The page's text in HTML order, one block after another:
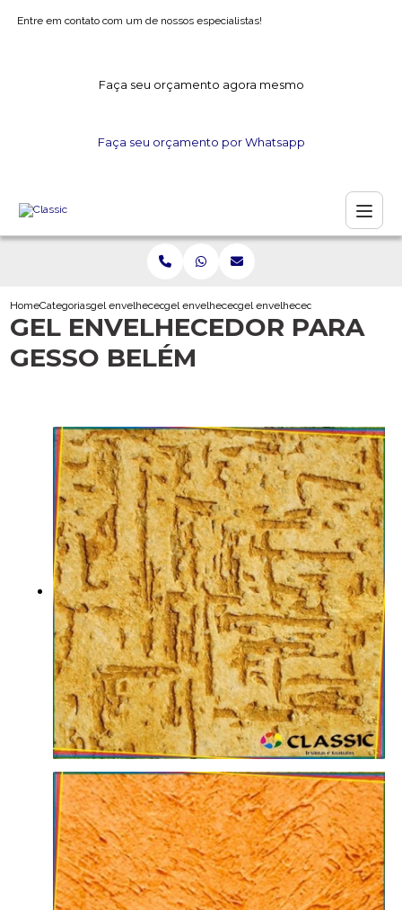
Entre em contato com um de nossos especialistas!
Faça seu orçamento agora mesmo
Faça seu orçamento por Whatsapp
HomeCategoriasgel envelhecedorgel envelhecedor para madeira
gel envelhecedor para gesso
GEL ENVELHECEDOR PARA
GESSO BELÉM